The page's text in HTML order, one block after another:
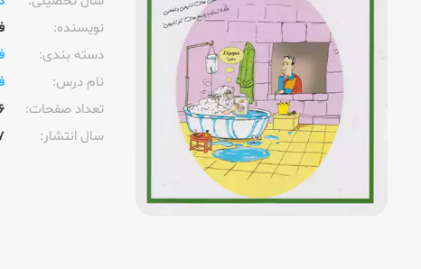
نویسنده:‌
دسته بندی:
نام درس:
تعداد صفحات:‌
سال انتشار:‌